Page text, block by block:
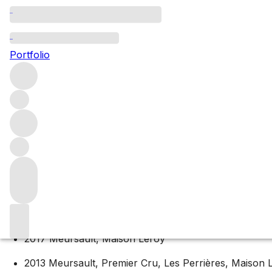
Portfolio
Maison Leroy 2023
Each and every wine in Madame Lalou Bize-Leroy's
feels have a real sense of place. Importantly, the wines
Main content
White wines: 2023 release
NV Bourgogne Blanc, Fleurs de Vignes, Maison Leroy
2017 Meursault, Maison Leroy
2013 Meursault, Premier Cru, Les Perrières, Maison